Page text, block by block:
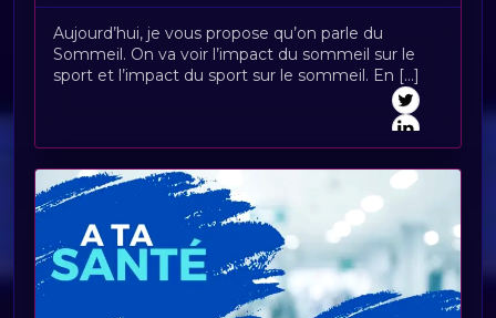
Aujourd’hui, je vous propose qu’on parle du
Sommeil. On va voir l’impact du sommeil sur le
sport et l’impact du sport sur le sommeil. En [...]